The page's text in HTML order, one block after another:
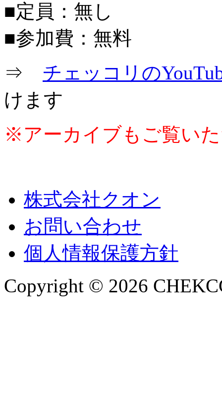
■定員：無し
■参加費：無料
⇒ チェッコリの
けます
※アーカイブもご覧い
株式会社クオン
お問い合わせ
個人情報保護方針
Copyright © 2026